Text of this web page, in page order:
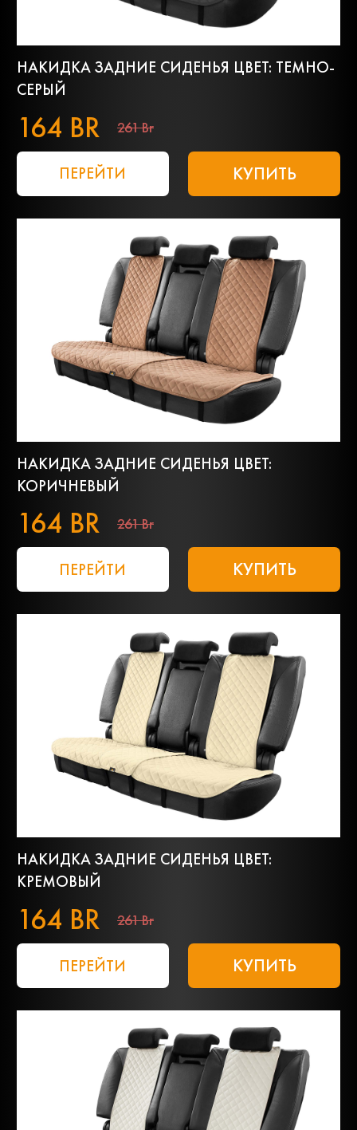
НАКИДКА ЗАДНИЕ СИДЕНЬЯ ЦВЕТ: ТЕМНО-
СЕРЫЙ
164 BR 261 Br
ПЕРЕЙТИ КУПИТЬ
НАКИДКА ЗАДНИЕ СИДЕНЬЯ ЦВЕТ:
КОРИЧНЕВЫЙ
164 BR 261 Br
ПЕРЕЙТИ КУПИТЬ
НАКИДКА ЗАДНИЕ СИДЕНЬЯ ЦВЕТ:
КРЕМОВЫЙ
164 BR 261 Br
ПЕРЕЙТИ КУПИТЬ